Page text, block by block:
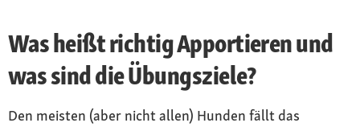
Was heißt richtig Apportieren und
was sind die Übungsziele?
Den meisten (aber nicht allen) Hunden fällt das